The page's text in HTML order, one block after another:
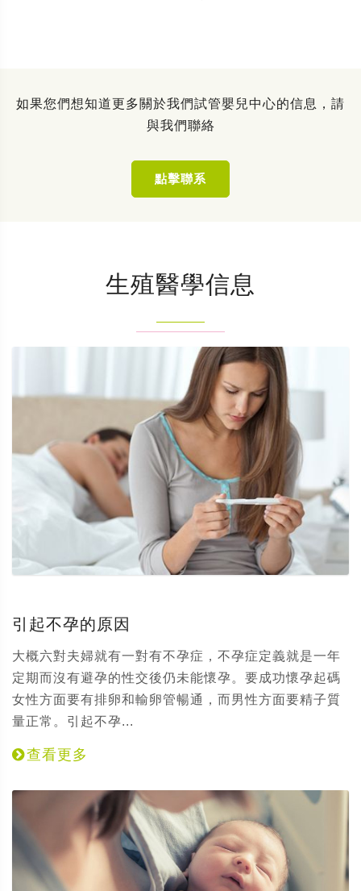
如果您們想知道更多關於我們試管嬰兒中心的信息，請
與我們聯絡
點擊聯系
生殖醫學信息
引起不孕的原因
大概六對夫婦就有一對有不孕症，不孕症定義就是一年
定期而沒有避孕的性交後仍未能懷孕。要成功懷孕起碼
女性方面要有排卵和輸卵管暢通，而男性方面要精子質
量正常。引起不孕...
查看更多